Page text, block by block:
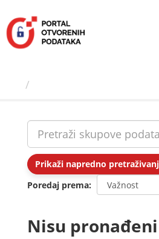
sadržaj
Prikaži napredno
Poredaj prema
Nisu